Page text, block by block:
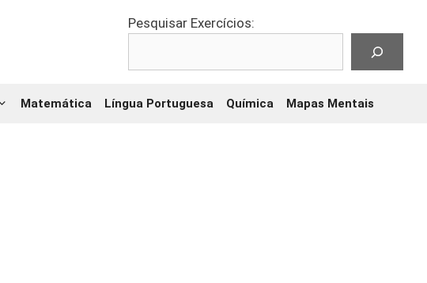
Pesquisar Exercícios:
Matemática Língua Portuguesa Química Mapas Mentais